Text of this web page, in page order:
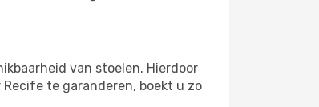
van stoelen. Hierdoor
te garanderen, boekt u zo